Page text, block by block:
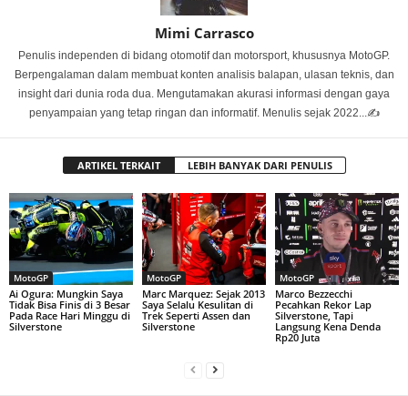
Mimi Carrasco
Penulis independen di bidang otomotif dan motorsport, khususnya MotoGP.
Berpengalaman dalam membuat konten analisis balapan, ulasan teknis, dan
insight dari dunia roda dua. Mengutamakan akurasi informasi dengan gaya
penyampaian yang tetap ringan dan informatif. Menulis sejak 2022...✍️
ARTIKEL TERKAIT LEBIH BANYAK DARI PENULIS
MotoGP
Ai Ogura: Mungkin Saya
Tidak Bisa Finis di 3 Besar
Pada Race Hari Minggu di
Silverstone
MotoGP
Marc Marquez: Sejak 2013
Saya Selalu Kesulitan di
Trek Seperti Assen dan
Silverstone
MotoGP
Marco Bezzecchi
Pecahkan Rekor Lap
Silverstone, Tapi
Langsung Kena Denda
Rp20 Juta